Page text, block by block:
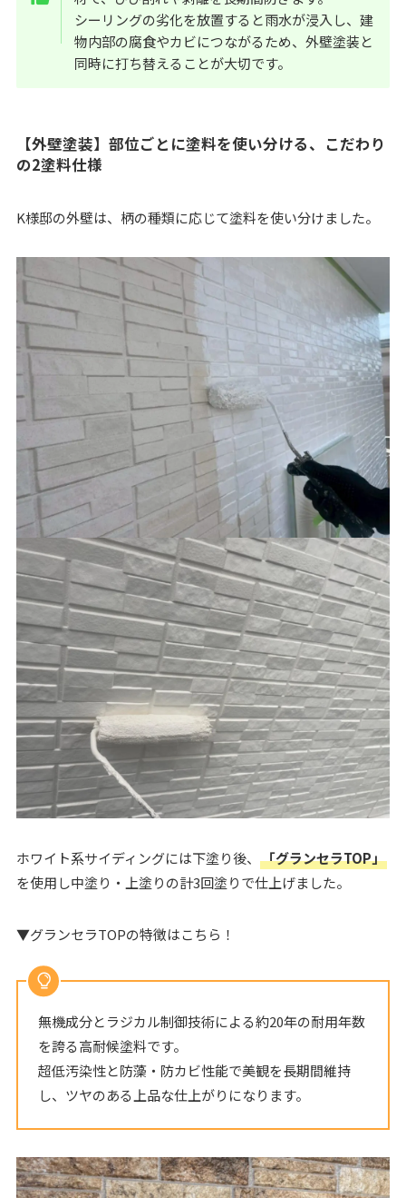
シーリングの劣化を放置すると雨水が浸入し、建
物内部の腐食やカビにつながるため、外壁塗装と
同時に打ち替えることが大切です。
【外壁塗装】部位ごとに塗料を使い分ける、こだわり
の2塗料仕様
K様邸の外壁は、柄の種類に応じて塗料を使い分けました。
ホワイト系サイディングには下塗り後、 「グランセラTOP」
を使用し中塗り・上塗りの計3回塗りで仕上げました。
▼グランセラTOPの特徴はこちら！
無機成分とラジカル制御技術による約20年の耐用年数
を誇る高耐候塗料です。
超低汚染性と防藻・防カビ性能で美観を長期間維持
し、ツヤのある上品な仕上がりになります。